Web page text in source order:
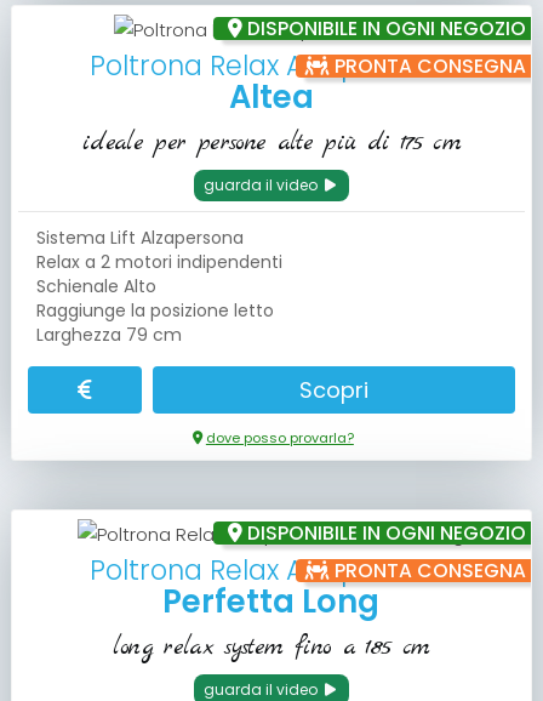
DISPONIBILE IN OGNI NEGOZIO
PRONTA CONSEGNA
Poltrona Relax Alzapersona
Altea
ideale per persone alte più di 175 cm
guarda il video
Sistema Lift Alzapersona
Relax a 2 motori indipendenti
Schienale Alto
Raggiunge la posizione letto
Larghezza 79 cm
Scopri
dove posso provarla?
DISPONIBILE IN OGNI NEGOZIO
PRONTA CONSEGNA
Poltrona Relax Alzapersona
Perfetta Long
long relax system fino a 185 cm
guarda il video